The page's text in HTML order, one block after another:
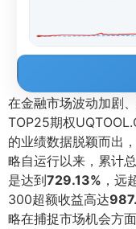
在金融市场波动加剧
TOP25期权
的业绩数据脱颖而出
略自运行以来，累计
是达到729.13% ，远
300超额收益高达
略在捕捉市场机会方